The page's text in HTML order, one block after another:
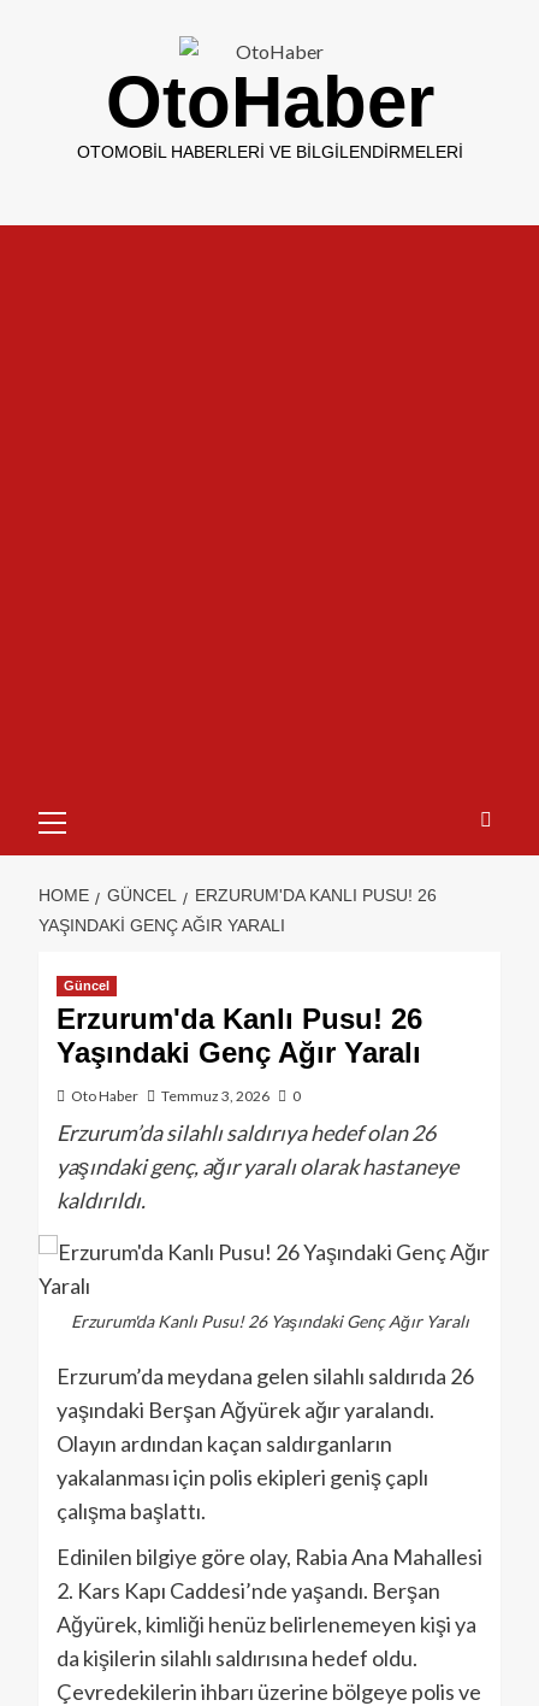
OtoHaber
OTOMOBIL HABERLERI VE BILGILENDIRMELERI
HOME GÜNCEL
ERZURUM'DA KANLI PUSU! 26
YAŞINDAKI GENÇ AĞIR YARALI
Güncel
Erzurum'da Kanlı Pusu! 26
Yaşındaki Genç Ağır Yaralı
Oto Haber Temmuz 3, 2026 0
Erzurum’da silahlı saldırıya hedef olan 26
yaşındaki genç, ağır yaralı olarak hastaneye
kaldırıldı.
Erzurum'da Kanlı Pusu! 26 Yaşındaki Genç Ağır Yaralı
Erzurum’da meydana gelen silahlı saldırıda 26
yaşındaki Berşan Ağyürek ağır yaralandı.
Olayın ardından kaçan saldırganların
yakalanması için polis ekipleri geniş çaplı
çalışma başlattı.
Edinilen bilgiye göre olay, Rabia Ana Mahallesi
2. Kars Kapı Caddesi’nde yaşandı. Berşan
Ağyürek, kimliği henüz belirlenemeyen kişi ya
da kişilerin silahlı saldırısına hedef oldu.
Çevredekilerin ihbarı üzerine bölgeye polis ve